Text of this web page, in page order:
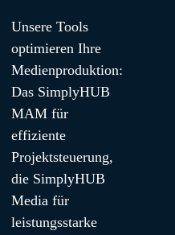
Unsere Tools
optimieren Ihre
Medienproduktion:
Das SimplyHUB
MAM für
effiziente
Projektsteuerung,
die SimplyHUB
Media für
leistungsstarke